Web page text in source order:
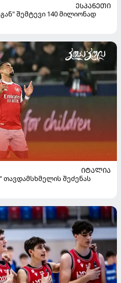
ᲔᲡᲞᲐᲜᲔᲗᲘ
შემტევი 140 მილიონად
ᲘᲢᲐᲚᲘᲐ
შეძენას